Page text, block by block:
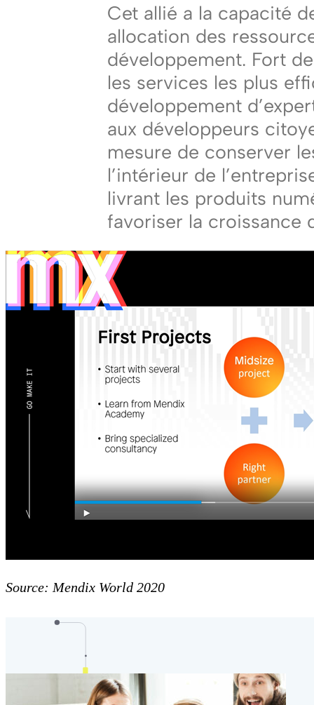
Cet allié a la capacité
allocation des
développement. Fort
les services les plus
développement
aux développeurs
mesure de conserver
l’intérieur de
livrant les produits
favoriser la croissance
Source: Mendix World 2020